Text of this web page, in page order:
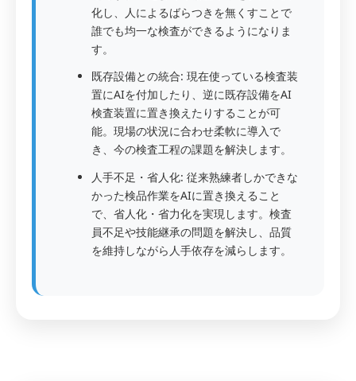
化し、人によるばらつきを無くすことで
誰でも均一な検査ができるようになりま
す。
既存設備との統合: 現在使っている検査装
置にAIを付加したり、逆に既存設備をAI
検査装置に置き換えたりすることが可
能。現場の状況に合わせ柔軟に導入で
き、今の検査工程の課題を解決します。
人手不足・省人化: 従来熟練者しかできな
かった検品作業をAIに置き換えること
で、省人化・省力化を実現します。検査
員不足や技能継承の問題を解決し、品質
を維持しながら人手依存を減らします。